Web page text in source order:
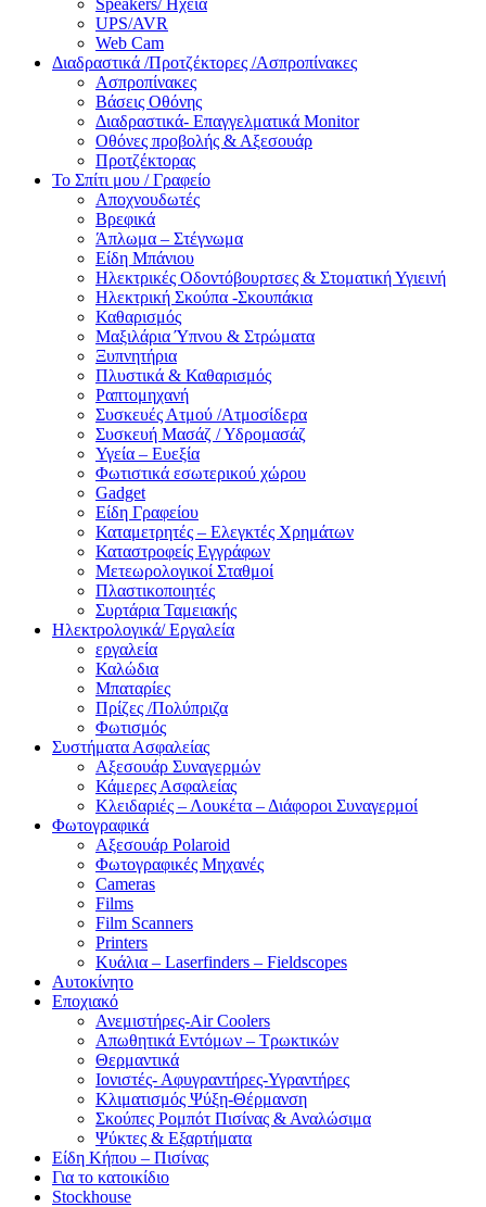
UPS/AVR
Web Cam
Διαδραστικά /Προτζέκτορες /Ασπροπίνακες
Ασπροπίνακες
Βάσεις Οθόνης
Διαδραστικά- Επαγγελματικά Monitor
Οθόνες προβολής & Αξεσουάρ
Προτζέκτορας
Το Σπίτι μου / Γραφείο
Αποχνουδωτές
Βρεφικά
Άπλωμα – Στέγνωμα
Είδη Μπάνιου
Ηλεκτρικές Οδοντόβουρτσες & Στοματική Υγιεινή
Ηλεκτρική Σκούπα -Σκουπάκια
Καθαρισμός
Μαξιλάρια Ύπνου & Στρώματα
Ξυπνητήρια
Πλυστικά & Καθαρισμός
Ραπτομηχανή
Συσκευές Ατμού /Ατμοσίδερα
Συσκευή Μασάζ / Υδρομασάζ
Υγεία – Ευεξία
Φωτιστικά εσωτερικού χώρου
Gadget
Είδη Γραφείου
Καταμετρητές – Ελεγκτές Χρημάτων
Καταστροφείς Εγγράφων
Μετεωρολογικοί Σταθμοί
Πλαστικοποιητές
Συρτάρια Ταμειακής
Ηλεκτρολογικά/ Εργαλεία
εργαλεία
Καλώδια
Μπαταρίες
Πρίζες /Πολύπριζα
Φωτισμός
Συστήματα Ασφαλείας
Αξεσουάρ Συναγερμών
Κάμερες Ασφαλείας
Κλειδαριές – Λουκέτα – Διάφοροι Συναγερμοί
Φωτογραφικά
Αξεσουάρ Polaroid
Φωτογραφικές Μηχανές
Cameras
Films
Film Scanners
Printers
Κυάλια – Laserfinders – Fieldscopes
Αυτοκίνητο
Εποχιακό
Ανεμιστήρες-Air Coolers
Απωθητικά Εντόμων – Τρωκτικών
Θερμαντικά
Ιονιστές- Αφυγραντήρες-Υγραντήρες
Κλιματισμός Ψύξη-Θέρμανση
Σκούπες Ρομπότ Πισίνας & Αναλώσιμα
Ψύκτες & Εξαρτήματα
Είδη Κήπου – Πισίνας
Για το κατοικίδιο
Stockhouse